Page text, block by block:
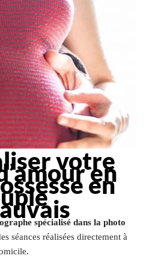
votre
en
en
spécialisé dans la photo
séances réalisées directement à